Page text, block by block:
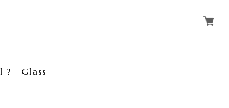
? Glass